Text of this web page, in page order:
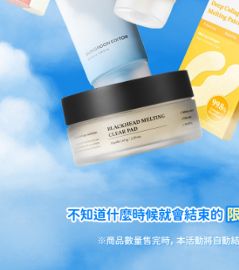
【⭐️大優惠 $99⭐️】
CENTELL LACTO 乳酸菌屏
障修護精華
HK$99.00
HK$362.00
[痘痘
LACTO
關於我們
關於Sungboon Editor